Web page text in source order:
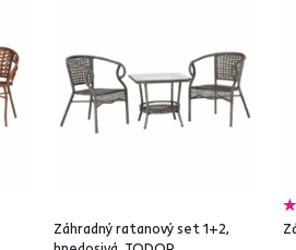
Záhradný ratanový set 1+2,